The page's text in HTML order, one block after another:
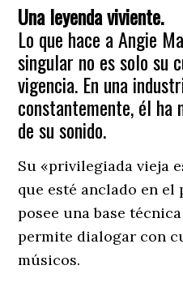
Una leyenda viviente.
​Lo que hace a Angie
singular no es solo su
vigencia. En una
constantemente, él ha
de su sonido.
Su «privilegiada vieja
que esté anclado en el
posee una base
permite dialogar con
músicos.